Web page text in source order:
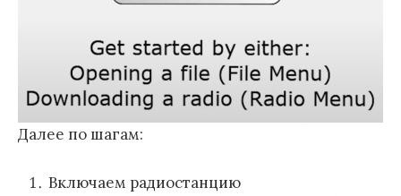
Далее по шагам:
Включаем радиостанцию